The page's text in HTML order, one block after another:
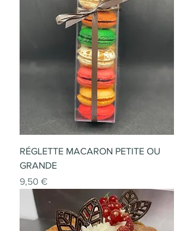
RÉGLETTE MACARON PETITE OU
GRANDE
Prix
9,50 €